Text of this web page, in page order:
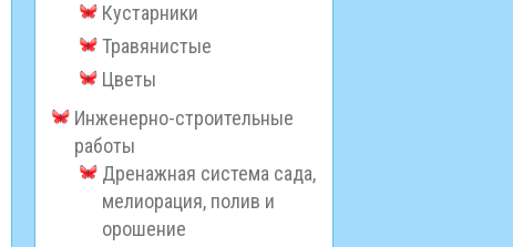
Кустарники
Травянистые
Цветы
Инженерно-строительные
работы
Дренажная система сада,
мелиорация, полив и
орошение